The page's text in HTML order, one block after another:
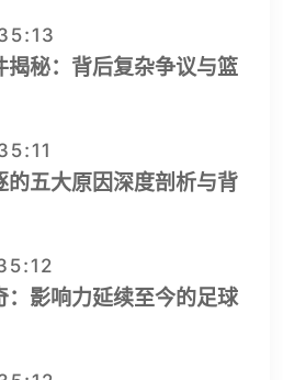
揭秘：背后复杂争议与篮
的五大原因深度剖析与背
：影响力延续至今的足球